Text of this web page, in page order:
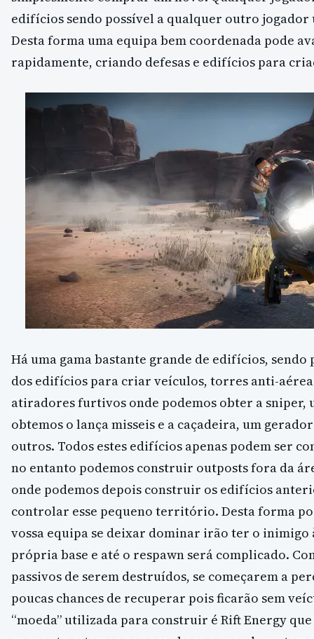
edifícios sendo possível a qualquer outro
Desta forma uma equipa bem coordenada pode
rapidamente, criando defesas e edifícios para
Há uma gama bastante grande de edifícios,
dos edifícios para criar veículos, torres anti-
atiradores furtivos onde podemos obter a sniper,
obtemos o lança misseis e a caçadeira, um
outros. Todos estes edifícios apenas podem ser
no entanto podemos construir outposts fora da
onde podemos depois construir os edifícios
controlar esse pequeno território. Desta forma
vossa equipa se deixar dominar irão ter o inimigo
própria base e até o respawn será complicado.
passivos de serem destruídos, se começarem a
poucas chances de recuperar pois ficarão sem
“moeda” utilizada para construir é Rift Energy